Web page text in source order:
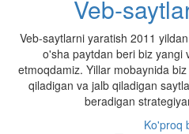
Veb-
Veb-saytlarni yaratish 2011
o'sha paytdan beri biz yangi
etmoqdamiz. Yillar mobaynida
qiladigan va jalb qiladigan
beradigan
Ko'proq